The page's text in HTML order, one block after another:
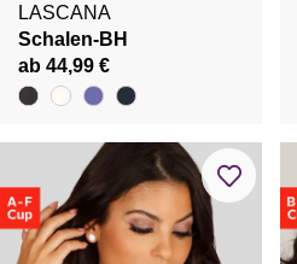
LASCANA
Schalen-BH
ab 44,99 €